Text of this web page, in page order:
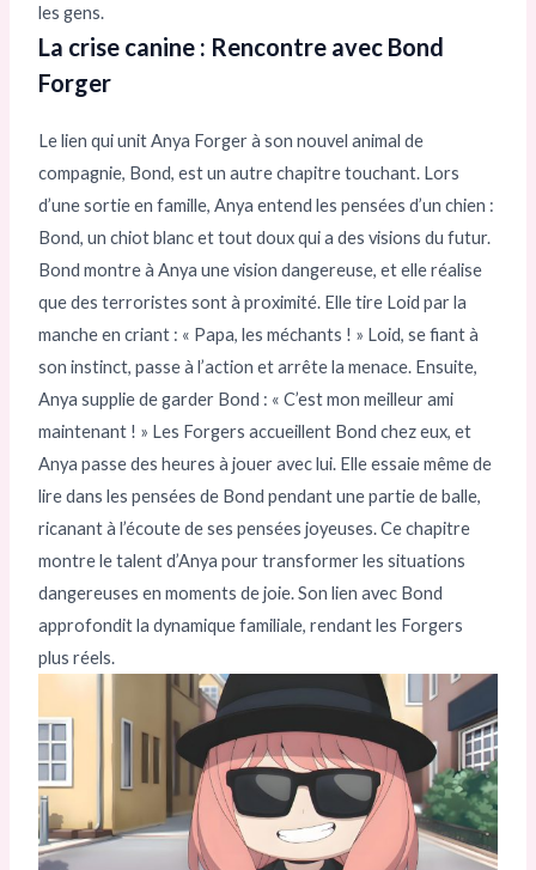
les gens.
La crise canine : Rencontre avec Bond
Forger
Le lien qui unit Anya Forger à son nouvel animal de
compagnie, Bond, est un autre chapitre touchant. Lors
d’une sortie en famille, Anya entend les pensées d’un chien :
Bond, un chiot blanc et tout doux qui a des visions du futur.
Bond montre à Anya une vision dangereuse, et elle réalise
que des terroristes sont à proximité. Elle tire Loid par la
manche en criant : « Papa, les méchants ! » Loid, se fiant à
son instinct, passe à l’action et arrête la menace. Ensuite,
Anya supplie de garder Bond : « C’est mon meilleur ami
maintenant ! » Les Forgers accueillent Bond chez eux, et
Anya passe des heures à jouer avec lui. Elle essaie même de
lire dans les pensées de Bond pendant une partie de balle,
ricanant à l’écoute de ses pensées joyeuses. Ce chapitre
montre le talent d’Anya pour transformer les situations
dangereuses en moments de joie. Son lien avec Bond
approfondit la dynamique familiale, rendant les Forgers
plus réels.